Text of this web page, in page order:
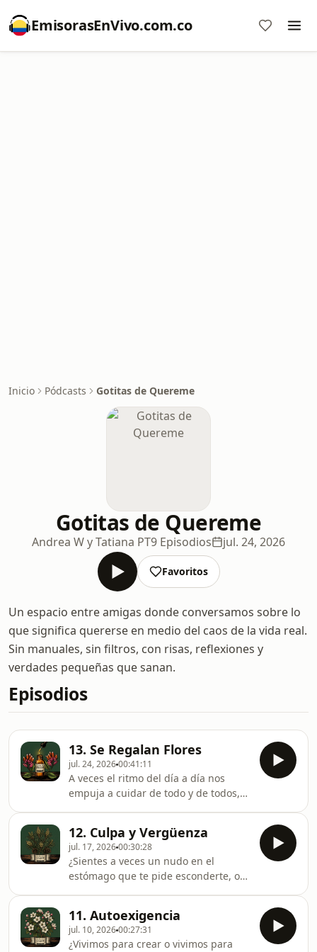
EmisorasEnVivo.com.co
Inicio Pódcasts Gotitas de Quereme
Gotitas de Quereme
Andrea W y Tatiana PT9 Episodios jul. 24, 2026
Favoritos
Un espacio entre amigas donde conversamos sobre lo
que significa quererse en medio del caos de la vida real.
Sin manuales, sin filtros, con risas, reflexiones y
verdades pequeñas que sanan.
Episodios
13. Se Regalan Flores
jul. 24, 202600:41:11
A veces el ritmo del día a día nos
empuja a cuidar de todo y de todos,
este cierre de temporada, nos
detenemos un momento para cruzar
el umbral hacia un rincón secreto: un
jardín que no encontrarás en ningún
mapa físico, sino en ese espacio
íntimo donde decides escuchar tu
cuerpo, calmar tu mente y reconectar
con tu espíritu.
12. Culpa y Vergüenza
jul. 17, 202600:30:28
¿Sientes a veces un nudo en el
estómago que te pide esconderte, o
error?En este episodio nos sentamos
para hablar de dos inquilinas muy
11. Autoexigencia
jul. 10, 202600:27:31
¿Vivimos para crear o vivimos para